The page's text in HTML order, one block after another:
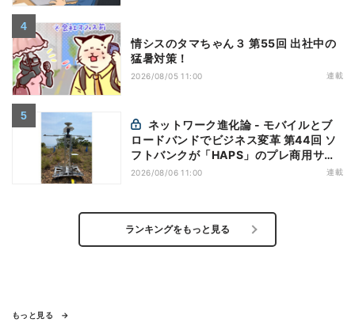
情シスのタマちゃん３ 第55回 出社中の
猛暑対策！
2026/08/05 11:00 連載
ロードバンドでビジネス変革 第44回 ソ
フトバンクが「HAPS」のプレ商用サー
ビス開始を表明、本格的な商用展開のめ
2026/08/06 11:00 連載
ランキングをもっと見る
もっと見る